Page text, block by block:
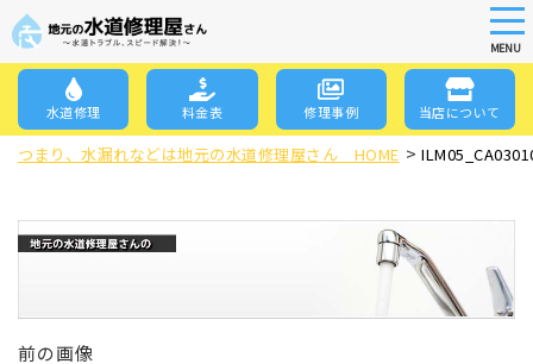
Skip
main
content
MENU
水道修理 料金表 修理事例 当店について
つまり、水漏れなどは地元の水道修理屋さん HOME >
前の画像